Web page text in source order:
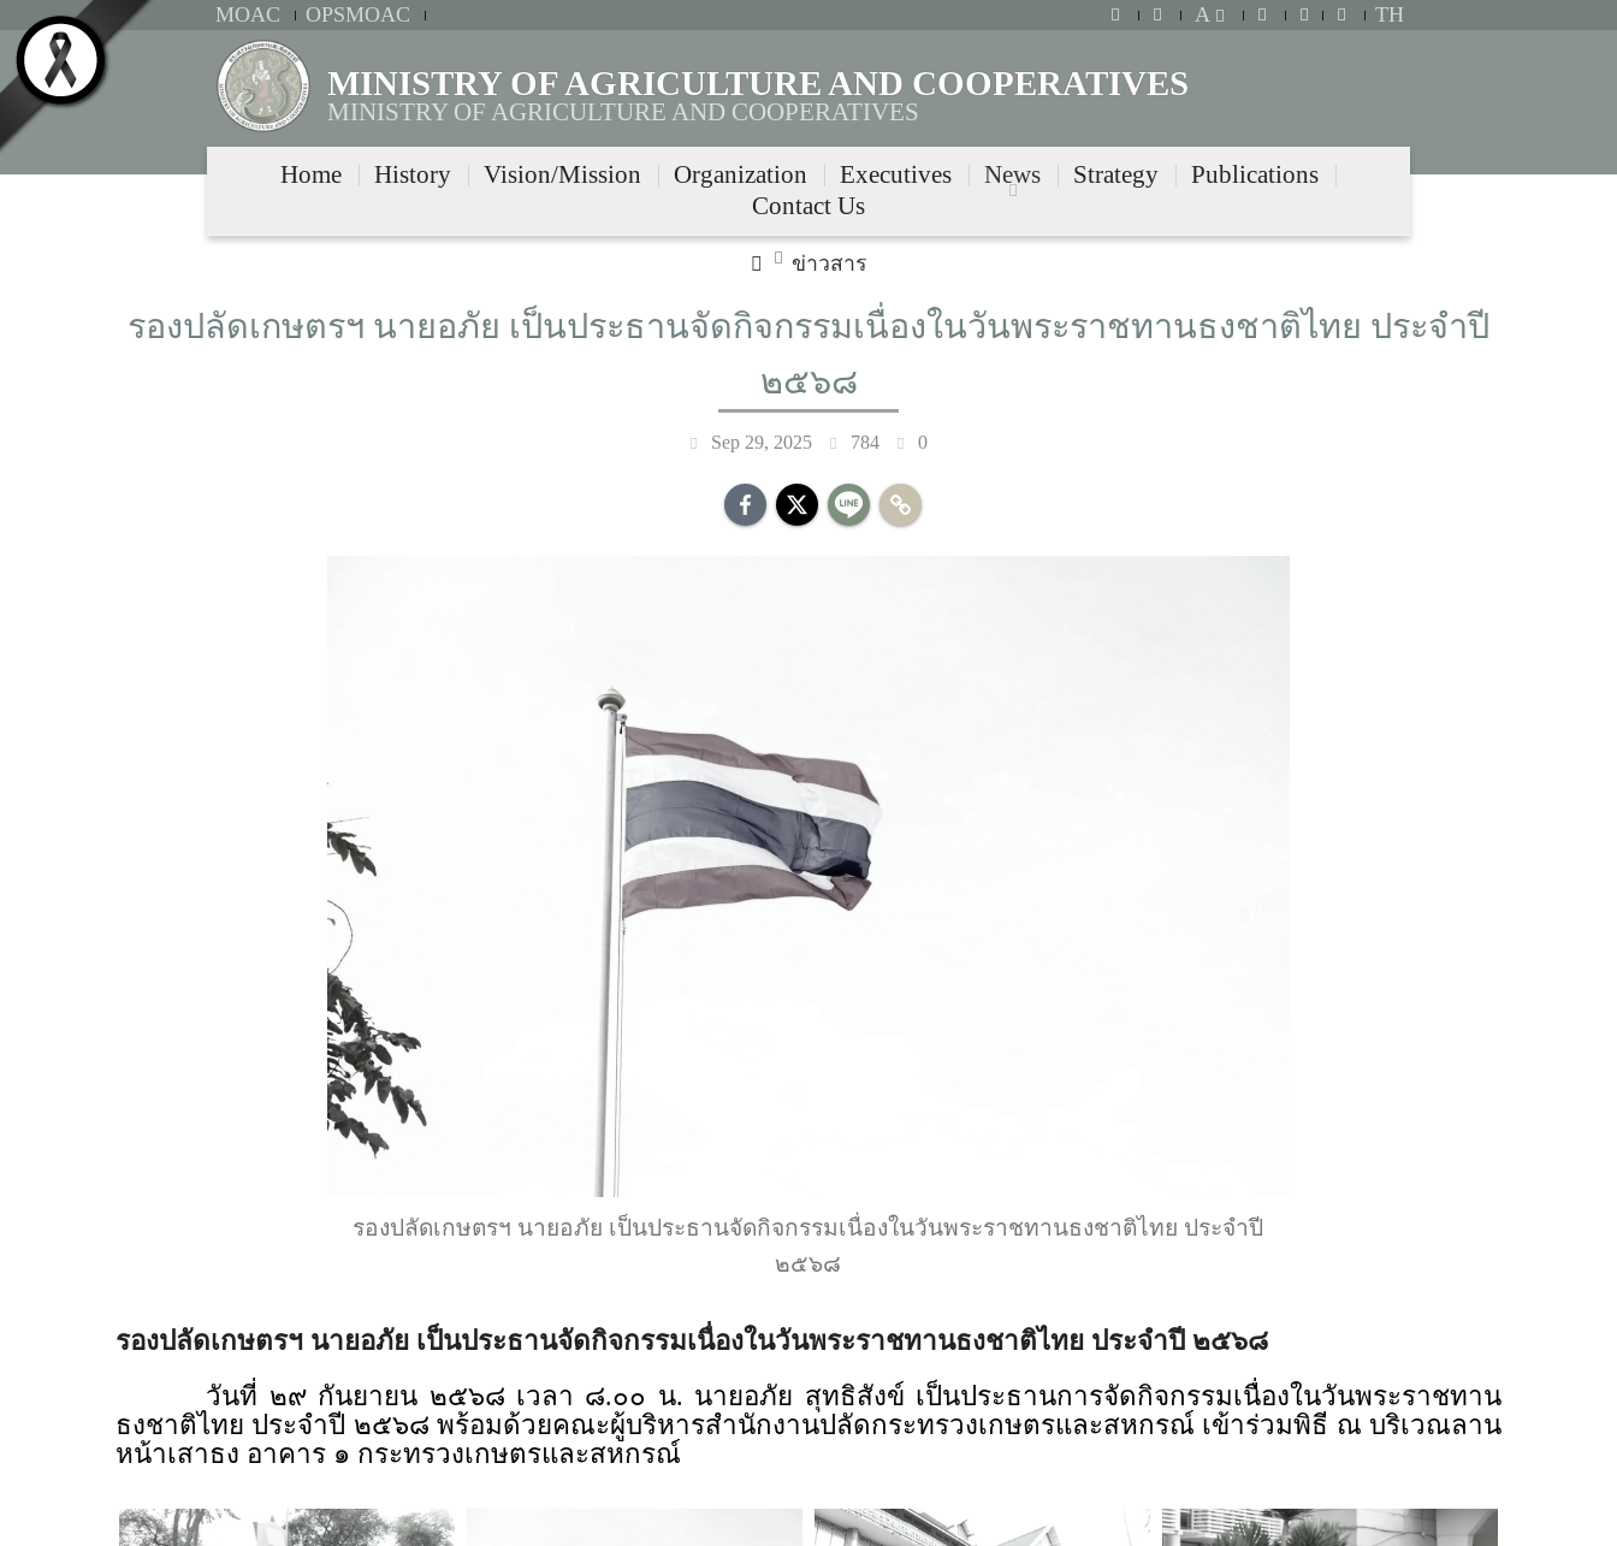
MOAC OPSMOAC A TH
MINISTRY OF AGRICULTURE AND COOPERATIVES
MINISTRY OF AGRICULTURE AND COOPERATIVES
Home History Vision/Mission Organization Executives News Strategy
Publications
Contact Us
ข่าวสาร
รองปลัดเกษตรฯ นายอภัย เป็นประธานจัดกิจกรรมเนื่องในวันพระราชทานธงชาติไทย ประจำปี
๒๕๖๘
Sep 29, 2025 784 0
รองปลัดเกษตรฯ นายอภัย เป็นประธานจัดกิจกรรมเนื่องในวันพระราชทานธงชาติไทย ประจำปี
๒๕๖๘
รองปลัดเกษตรฯ นายอภัย เป็นประธานจัดกิจกรรมเนื่องในวันพระราชทานธงชาติไทย ประจำปี ๒๕๖๘
วันที่ ๒๙ กันยายน ๒๕๖๘ เวลา ๘.๐๐ น. นายอภัย สุทธิสังข์ เป็นประธานการจัดกิจกรรมเนื่องในวันพระราชทาน
ธงชาติไทย ประจำปี ๒๕๖๘ พร้อมด้วยคณะผู้บริหารสำนักงานปลัดกระทรวงเกษตรและสหกรณ์ เข้าร่วมพิธี ณ บริเวณลาน
หน้าเสาธง อาคาร ๑ กระทรวงเกษตรและสหกรณ์